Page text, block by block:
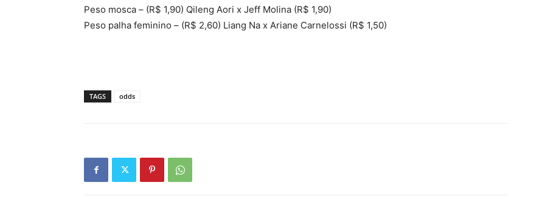
Peso mosca – (R$ 1,90) Qileng Aori x Jeff Molina (R$ 1,90)
Peso palha feminino – (R$ 2,60) Liang Na x Ariane Carnelossi (R$ 1,50)
TAGS odds